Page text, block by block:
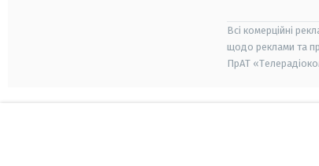
Всі комерційні
щодо реклами та
ПрАТ